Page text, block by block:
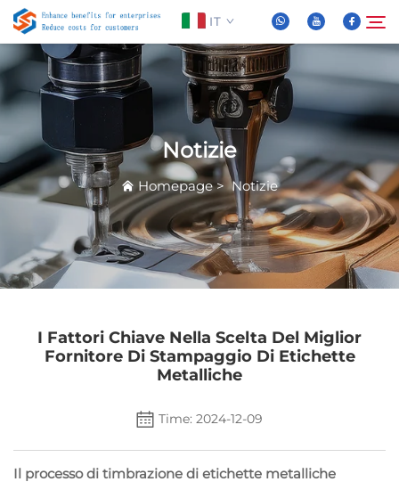
IT
Chi Siamo
Prodotti
Notizie
FAQ
Cerca
Notizie
Homepage> Notizie
I Fattori Chiave Nella Scelta Del Miglior
Fornitore Di Stampaggio Di Etichette
Metalliche
Time: 2024-12-09
Il processo di timbrazione di etichette metalliche